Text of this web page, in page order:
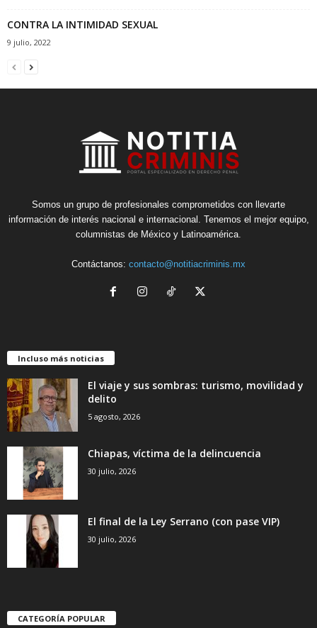
CONTRA LA INTIMIDAD SEXUAL
9 julio, 2022
Somos un grupo de profesionales comprometidos con llevarte
información de interés nacional e internacional. Tenemos el mejor equipo,
columnistas de México y Latinoamérica.
Contáctanos: contacto@notitiacriminis.mx
Incluso más noticias
El viaje y sus sombras: turismo, movilidad y
delito
5 agosto, 2026
Chiapas, víctima de la delincuencia
30 julio, 2026
El final de la Ley Serrano (con pase VIP)
30 julio, 2026
CATEGORÍA POPULAR